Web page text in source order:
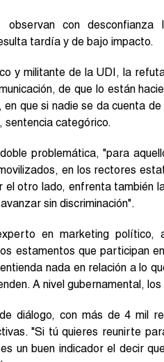
observan con
tardía y de bajo impacto.
y militante de la UDI, la
de que lo están
que si nadie se da cuenta
sentencia categórico.
problemática, "para
en los rectores
el otro lado, enfrenta también
sin discriminación".
en marketing
estamentos que participan
nada en relación a lo
A nivel gubernamental,
diálogo, con más de 4 mil
"Si tú quieres reunirte
un buen indicador el decir